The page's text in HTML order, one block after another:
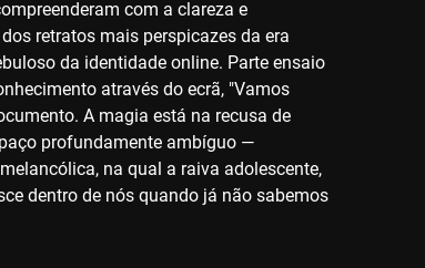
com a clareza e
retratos mais perspicazes da era
da identidade online. Parte ensaio
através do ecrã, "Vamos
A magia está na recusa de
profundamente ambíguo —
na qual a raiva adolescente,
dentro de nós quando já não sabemos